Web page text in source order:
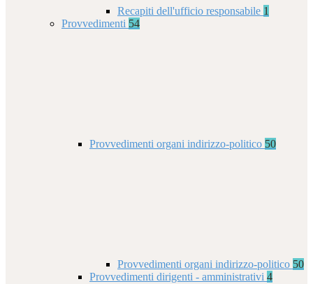
Recapiti dell'ufficio responsabile 1
Provvedimenti 54
Provvedimenti organi indirizzo-politico 50
Provvedimenti organi indirizzo-politico 50
Provvedimenti dirigenti - amministrativi 4